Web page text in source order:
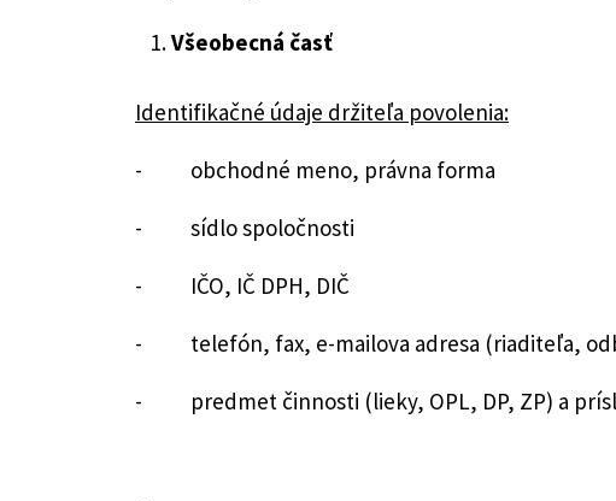
Všeobecná časť
Identifikačné údaje držiteľa povolenia:
- obchodné meno, právna forma
- sídlo spoločnosti
- IČO, IČ DPH, DIČ
- telefón, fax, e-mailova adresa (riaditeľa,
- predmet činnosti (lieky, OPL, DP, ZP) a